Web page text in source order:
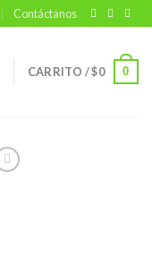
Contáctanos
CARRITO /$0 0